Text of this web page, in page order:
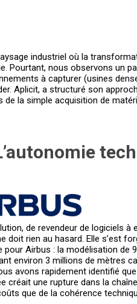
industriel où la
Pourtant, nous observons un
à capturer (usines
Aplicit, a structuré son
de la simple acquisition de
de revendeur de logiciels à
doit rien au hasard. Elle s’est
pour Airbus : la modélisation de
environ 3 millions de mètres
avons rapidement identifié
créait une rupture dans la
que de la cohérence